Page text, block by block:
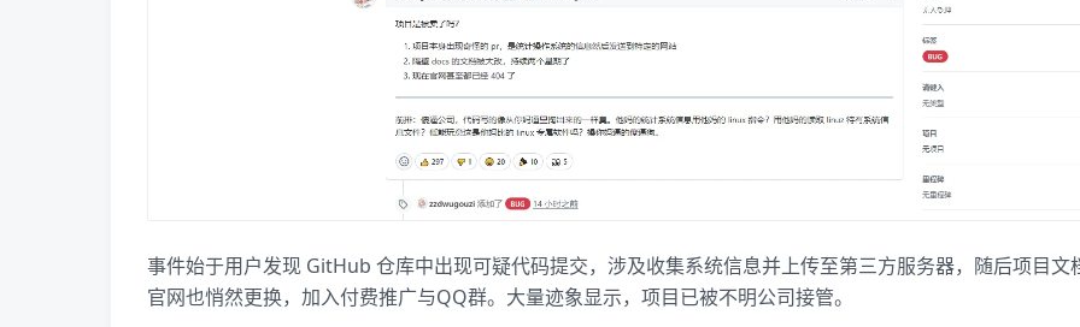
事件始于用户发现 GitHub 仓库中出现可疑代码提交，涉及收集系统信息并上传至第三方服务器，随后项目文
官网也悄然更换，加入付费推广与QQ群。大量迹象显示，项目已被不明公司接管。